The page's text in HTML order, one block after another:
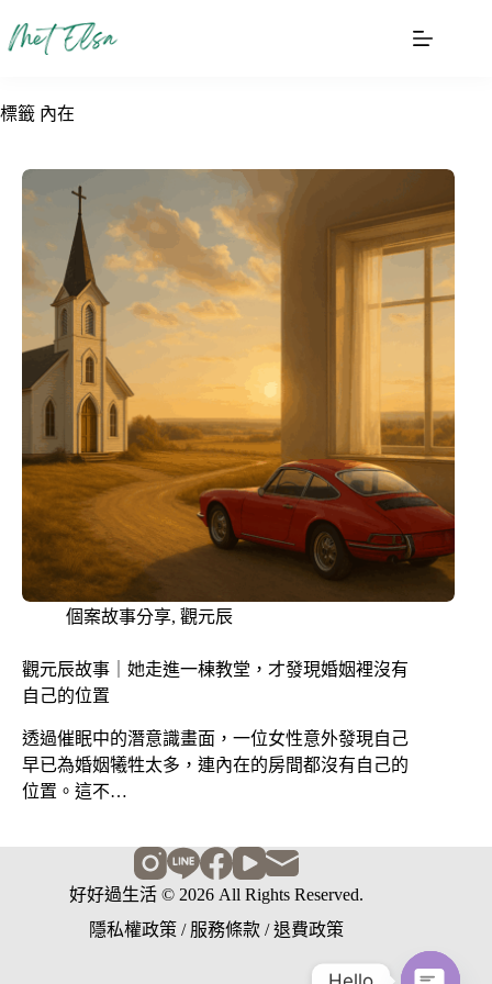
至
內
標籤 內在
個案故事分享, 觀元辰
觀元辰故事｜她走進一棟教堂，才發現婚姻裡沒有
自己的位置
透過催眠中的潛意識畫面，一位女性意外發現自己
早已為婚姻犧牲太多，連內在的房間都沒有自己的
位置。這不…
好好過生活 © 2026 All Rights Reserved.
隱私權政策 / 服務條款 /退費政策